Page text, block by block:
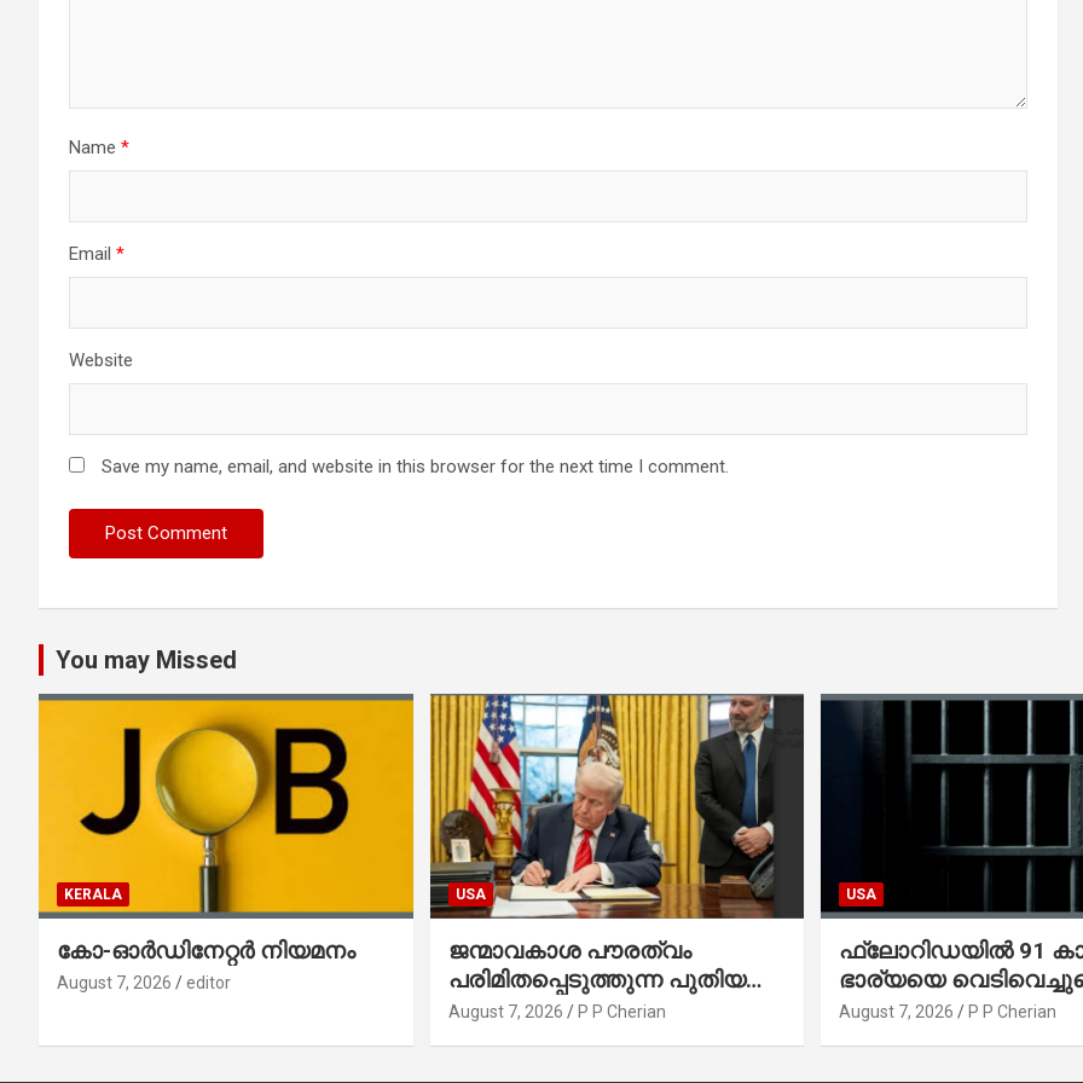
Name *
Email *
Website
Save my name, email, and website in this browser for the next time I comment.
You may Missed
KERALA
കോ-ഓർഡിനേറ്റർ നിയമനം
August 7, 2026 editor
USA
ജന്മാവകാശ പൗരത്വം
പരിമിതപ്പെടുത്തുന്ന പുതിയ
രണ്ട് എക്സിക്യൂട്ടീവ്
August 7, 2026 P P Cherian
USA
ഫ്ലോറിഡയിൽ 91
ഭാര്യയെ
നഴ്സിങ്
August 7, 2026 P P Cherian